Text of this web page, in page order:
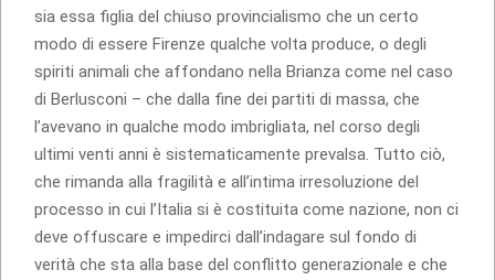
sia essa figlia del chiuso provincialismo che un certo
modo di essere Firenze qualche volta produce, o degli
spiriti animali che affondano nella Brianza come nel caso
di Berlusconi – che dalla fine dei partiti di massa, che
l’avevano in qualche modo imbrigliata, nel corso degli
ultimi venti anni è sistematicamente prevalsa. Tutto ciò,
che rimanda alla fragilità e all’intima irresoluzione del
processo in cui l’Italia si è costituita come nazione, non ci
deve offuscare e impedirci dall’indagare sul fondo di
verità che sta alla base del conflitto generazionale e che